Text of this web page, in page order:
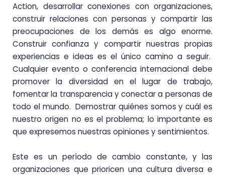
Action, desarrollar conexiones con organizaciones,
construir relaciones con personas y compartir las
preocupaciones de los demás es algo enorme.
Construir confianza y compartir nuestras propias
experiencias e ideas es el único camino a seguir.
Cualquier evento o conferencia internacional debe
promover la diversidad en el lugar de trabajo,
fomentar la transparencia y conectar a personas de
todo el mundo. Demostrar quiénes somos y cuál es
nuestro origen no es el problema; lo importante es
que expresemos nuestras opiniones y sentimientos.
Este es un período de cambio constante, y las
organizaciones que prioricen una cultura diversa e